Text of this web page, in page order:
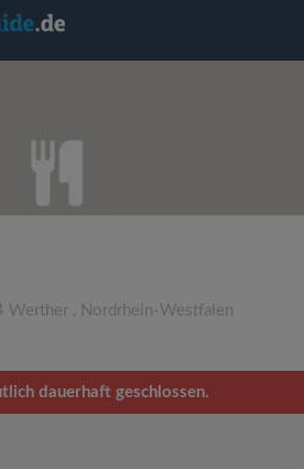
Werther , Nordrhein-Westfalen
dauerhaft geschlossen.